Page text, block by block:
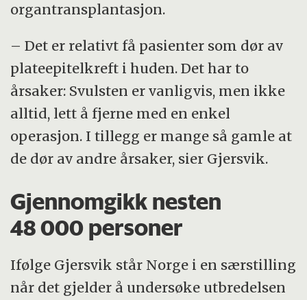
typen hudkreft har vanligvis lav
Plateepitelkreft oppstår fra epitelceller i
overhuden. Ørene, pannen, kinnbeina og
nesen er vanlige steder. Symptomene
kan starte som tørre, flassende flekker
som utvikler seg til sår eller svulster.
Prognosen er generelt god i tidlige
stadier, men ubehandlet kan kreften
spre seg og bli dødelig.
Malignt melanom/føflekkreft er en
ondartet svulst som oppstår fra
pigmentceller i huden. Den kan utvikles
organtransplantasjon.
– Det er relativt få pasienter som dør av
plateepitelkreft i huden. Det har to
årsaker: Svulsten er vanligvis, men ikke
alltid, lett å fjerne med en enkel
operasjon. I tillegg er mange så gamle at
de dør av andre årsaker, sier Gjersvik.
Gjennomgikk nesten
48 000 personer
Ifølge Gjersvik står Norge i en særstilling
når det gjelder å undersøke utbredelsen